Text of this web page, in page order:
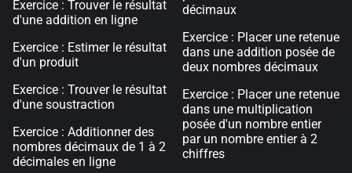
Exercice : Trouver le résultat
d'une addition en ligne
Exercice : Estimer le résultat
d'un produit
Exercice : Trouver le résultat
d'une soustraction
Exercice : Additionner des
nombres décimaux de 1 à 2
décimales en ligne
décimaux
Exercice : Placer une retenue
dans une addition posée de
deux nombres décimaux
Exercice : Placer une retenue
dans une multiplication
posée d'un nombre entier
par un nombre entier à 2
chiffres